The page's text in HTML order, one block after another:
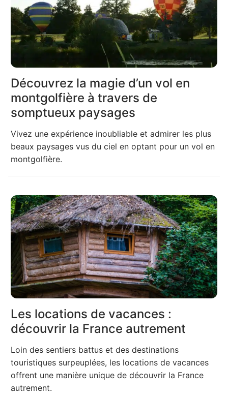
Découvrez la magie d’un vol en
montgolfière à travers de
somptueux paysages
Vivez une expérience inoubliable et admirer les plus
beaux paysages vus du ciel en optant pour un vol en
montgolfière.
Les locations de vacances :
découvrir la France autrement
Loin des sentiers battus et des destinations
touristiques surpeuplées, les locations de vacances
offrent une manière unique de découvrir la France
autrement.